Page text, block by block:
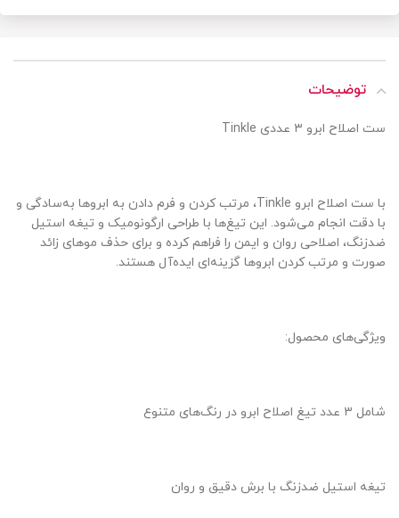
توضیحات
ست اصلاح ابرو ۳ عددی Tinkle
با ست اصلاح ابرو Tinkle، مرتب کردن و فرم دادن به ابروها به‌سادگی و
با دقت انجام می‌شود. این تیغ‌ها با طراحی ارگونومیک و تیغه استیل
ضدزنگ، اصلاحی روان و ایمن را فراهم کرده و برای حذف موهای زائد
صورت و مرتب کردن ابروها گزینه‌ای ایده‌آل هستند.
ویژگی‌های محصول:
شامل ۳ عدد تیغ اصلاح ابرو در رنگ‌های متنوع
تیغه استیل ضدزنگ با برش دقیق و روان